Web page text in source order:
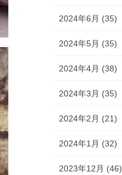
2024年6月 (35)
2024年5月 (35)
2024年4月 (38)
2024年3月 (35)
2024年2月 (21)
2024年1月 (32)
2023年12月 (46)